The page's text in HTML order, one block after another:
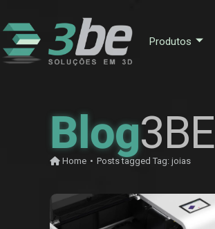
Produtos
Blog3BE
Home • Posts tagged Tag: joias